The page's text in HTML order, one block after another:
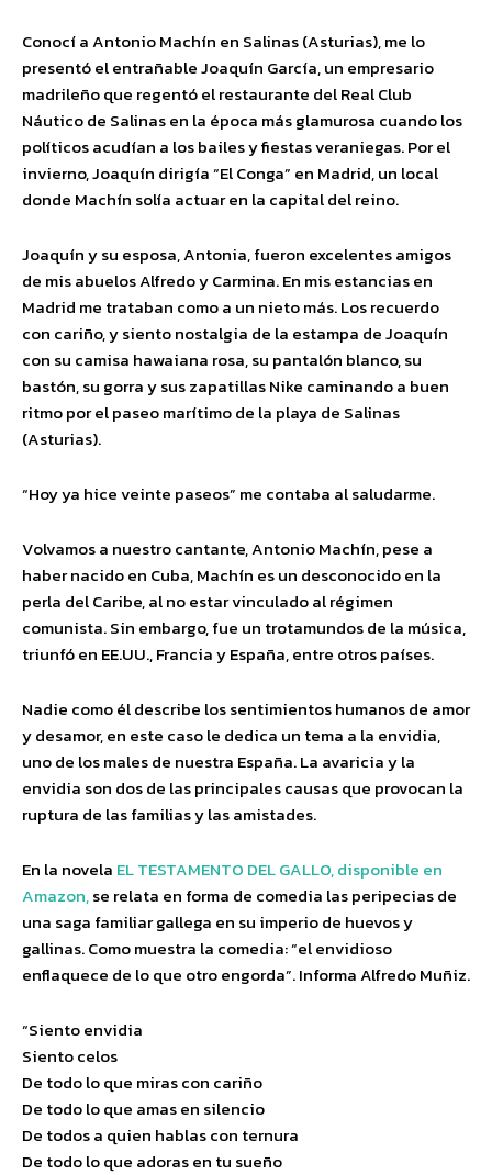
Conocí a Antonio Machín en Salinas (Asturias), me lo
presentó el entrañable Joaquín García, un empresario
madrileño que regentó el restaurante del Real Club
Náutico de Salinas en la época más glamurosa cuando los
políticos acudían a los bailes y fiestas veraniegas. Por el
invierno, Joaquín dirigía “El Conga” en Madrid, un local
donde Machín solía actuar en la capital del reino.
Joaquín y su esposa, Antonia, fueron excelentes amigos
de mis abuelos Alfredo y Carmina. En mis estancias en
Madrid me trataban como a un nieto más. Los recuerdo
con cariño, y siento nostalgia de la estampa de Joaquín
con su camisa hawaiana rosa, su pantalón blanco, su
bastón, su gorra y sus zapatillas Nike caminando a buen
ritmo por el paseo marítimo de la playa de Salinas
(Asturias).
“Hoy ya hice veinte paseos” me contaba al saludarme.
Volvamos a nuestro cantante, Antonio Machín, pese a
haber nacido en Cuba, Machín es un desconocido en la
perla del Caribe, al no estar vinculado al régimen
comunista. Sin embargo, fue un trotamundos de la música,
triunfó en EE.UU., Francia y España, entre otros países.
Nadie como él describe los sentimientos humanos de amor
y desamor, en este caso le dedica un tema a la envidia,
uno de los males de nuestra España. La avaricia y la
envidia son dos de las principales causas que provocan la
ruptura de las familias y las amistades.
En la novela EL TESTAMENTO DEL GALLO, disponible en
Amazon,se relata en forma de comedia las peripecias de
una saga familiar gallega en su imperio de huevos y
gallinas. Como muestra la comedia: “el envidioso
enflaquece de lo que otro engorda”. Informa Alfredo Muñiz.
“Siento envidia
Siento celos
De todo lo que miras con cariño
De todo lo que amas en silencio
De todos a quien hablas con ternura
De todo lo que adoras en tu sueño